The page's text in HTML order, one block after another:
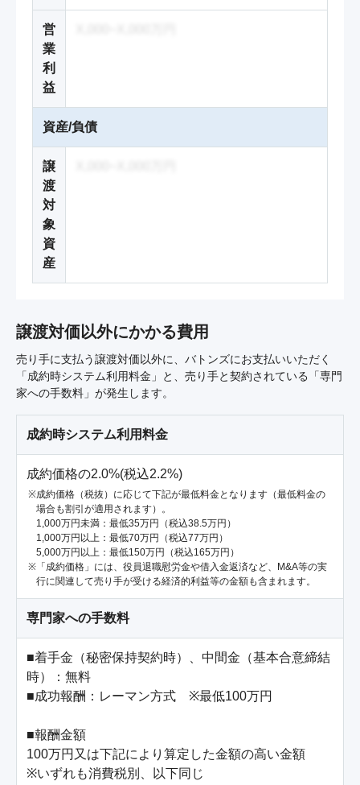
営
業
利
益
資産/負債
譲
渡
対
象
資
産
譲渡対価以外にかかる費用
売り手に支払う譲渡対価以外に、バトンズにお支払いいただく
「成約時システム利用料金」と、売り手と契約されている「専門
家への手数料」が発生します。
成約時システム利用料金
成約価格の2.0%(税込2.2%)
成約価格（税抜）に応じて下記が最低料金となります（最低料金の
場合も割引が適用されます）。
1,000万円未満：最低35万円（税込38.5万円）
1,000万円以上：最低70万円（税込77万円）
5,000万円以上：最低150万円（税込165万円）
「成約価格」には、役員退職慰労金や借入金返済など、M&A等の実
行に関連して売り手が受ける経済的利益等の金額も含まれます。
専門家への手数料
■着手金（秘密保持契約時）、中間金（基本合意締結
時）：無料
■成功報酬：レーマン方式　※最低100万円
■報酬金額
100万円又は下記により算定した金額の高い金額
※いずれも消費税別、以下同じ